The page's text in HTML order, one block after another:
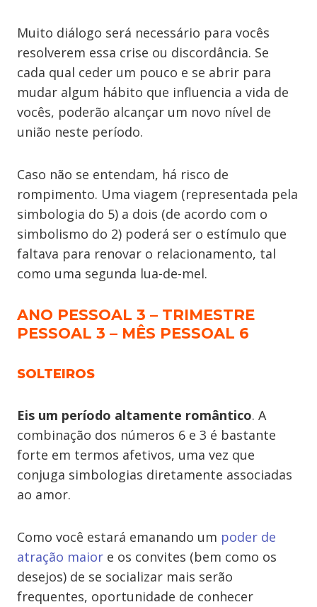
Muito diálogo será necessário para vocês
resolverem essa crise ou discordância. Se
cada qual ceder um pouco e se abrir para
mudar algum hábito que influencia a vida de
vocês, poderão alcançar um novo nível de
união neste período.
Caso não se entendam, há risco de
rompimento. Uma viagem (representada pela
simbologia do 5) a dois (de acordo com o
simbolismo do 2) poderá ser o estímulo que
faltava para renovar o relacionamento, tal
como uma segunda lua-de-mel.
ANO PESSOAL 3 – TRIMESTRE
PESSOAL 3 – MÊS PESSOAL 6
SOLTEIROS
Eis um período altamente romântico. A
combinação dos números 6 e 3 é bastante
forte em termos afetivos, uma vez que
conjuga simbologias diretamente associadas
ao amor.
Como você estará emanando um poder de
atração maior e os convites (bem como os
desejos) de se socializar mais serão
frequentes, oportunidade de conhecer